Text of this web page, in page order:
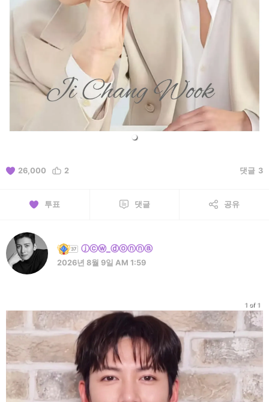
26,000 2 댓글 3
투표 댓글 공유
ⓙⓒⓦ_ⓓⓞⓝⓝⓐ
2026년 8월 9일 AM 1:59
1 of 1